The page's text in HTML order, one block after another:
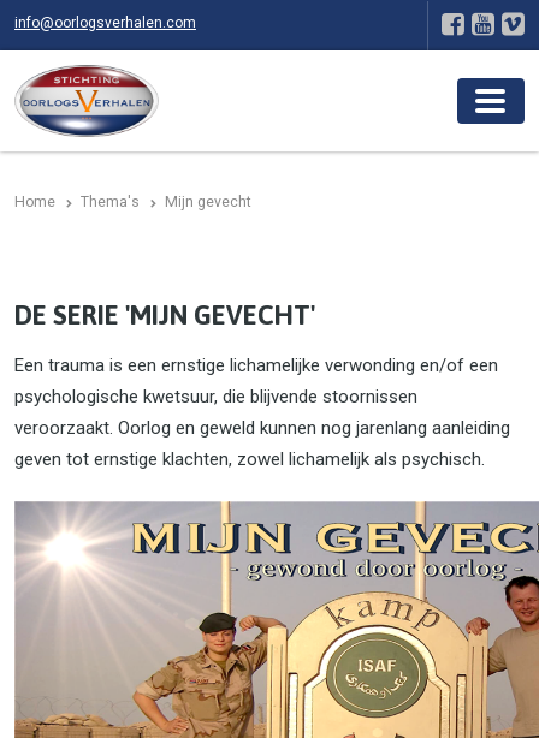
info@oorlogsverhalen.com
Home Thema's Mijn gevecht
DE SERIE 'MIJN GEVECHT'
Een trauma is een ernstige lichamelijke verwonding en/of een
psychologische kwetsuur, die blijvende stoornissen
veroorzaakt. Oorlog en geweld kunnen nog jarenlang aanleiding
geven tot ernstige klachten, zowel lichamelijk als psychisch.